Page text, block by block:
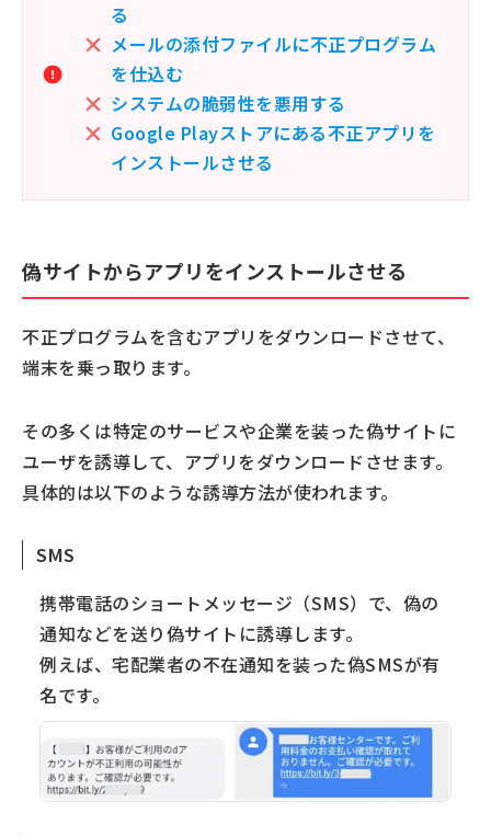
る
メールの添付ファイルに不正プログラム
を仕込む
システムの脆弱性を悪用する
Google Playストアにある不正アプリを
インストールさせる
偽サイトからアプリをインストールさせる
不正プログラムを含むアプリをダウンロードさせて、
端末を乗っ取ります。
その多くは特定のサービスや企業を装った偽サイトに
ユーザを誘導して、アプリをダウンロードさせます。
具体的は以下のような誘導方法が使われます。
SMS
携帯電話のショートメッセージ（SMS）で、偽の
通知などを送り偽サイトに誘導します。
例えば、宅配業者の不在通知を装った偽SMSが有
名です。